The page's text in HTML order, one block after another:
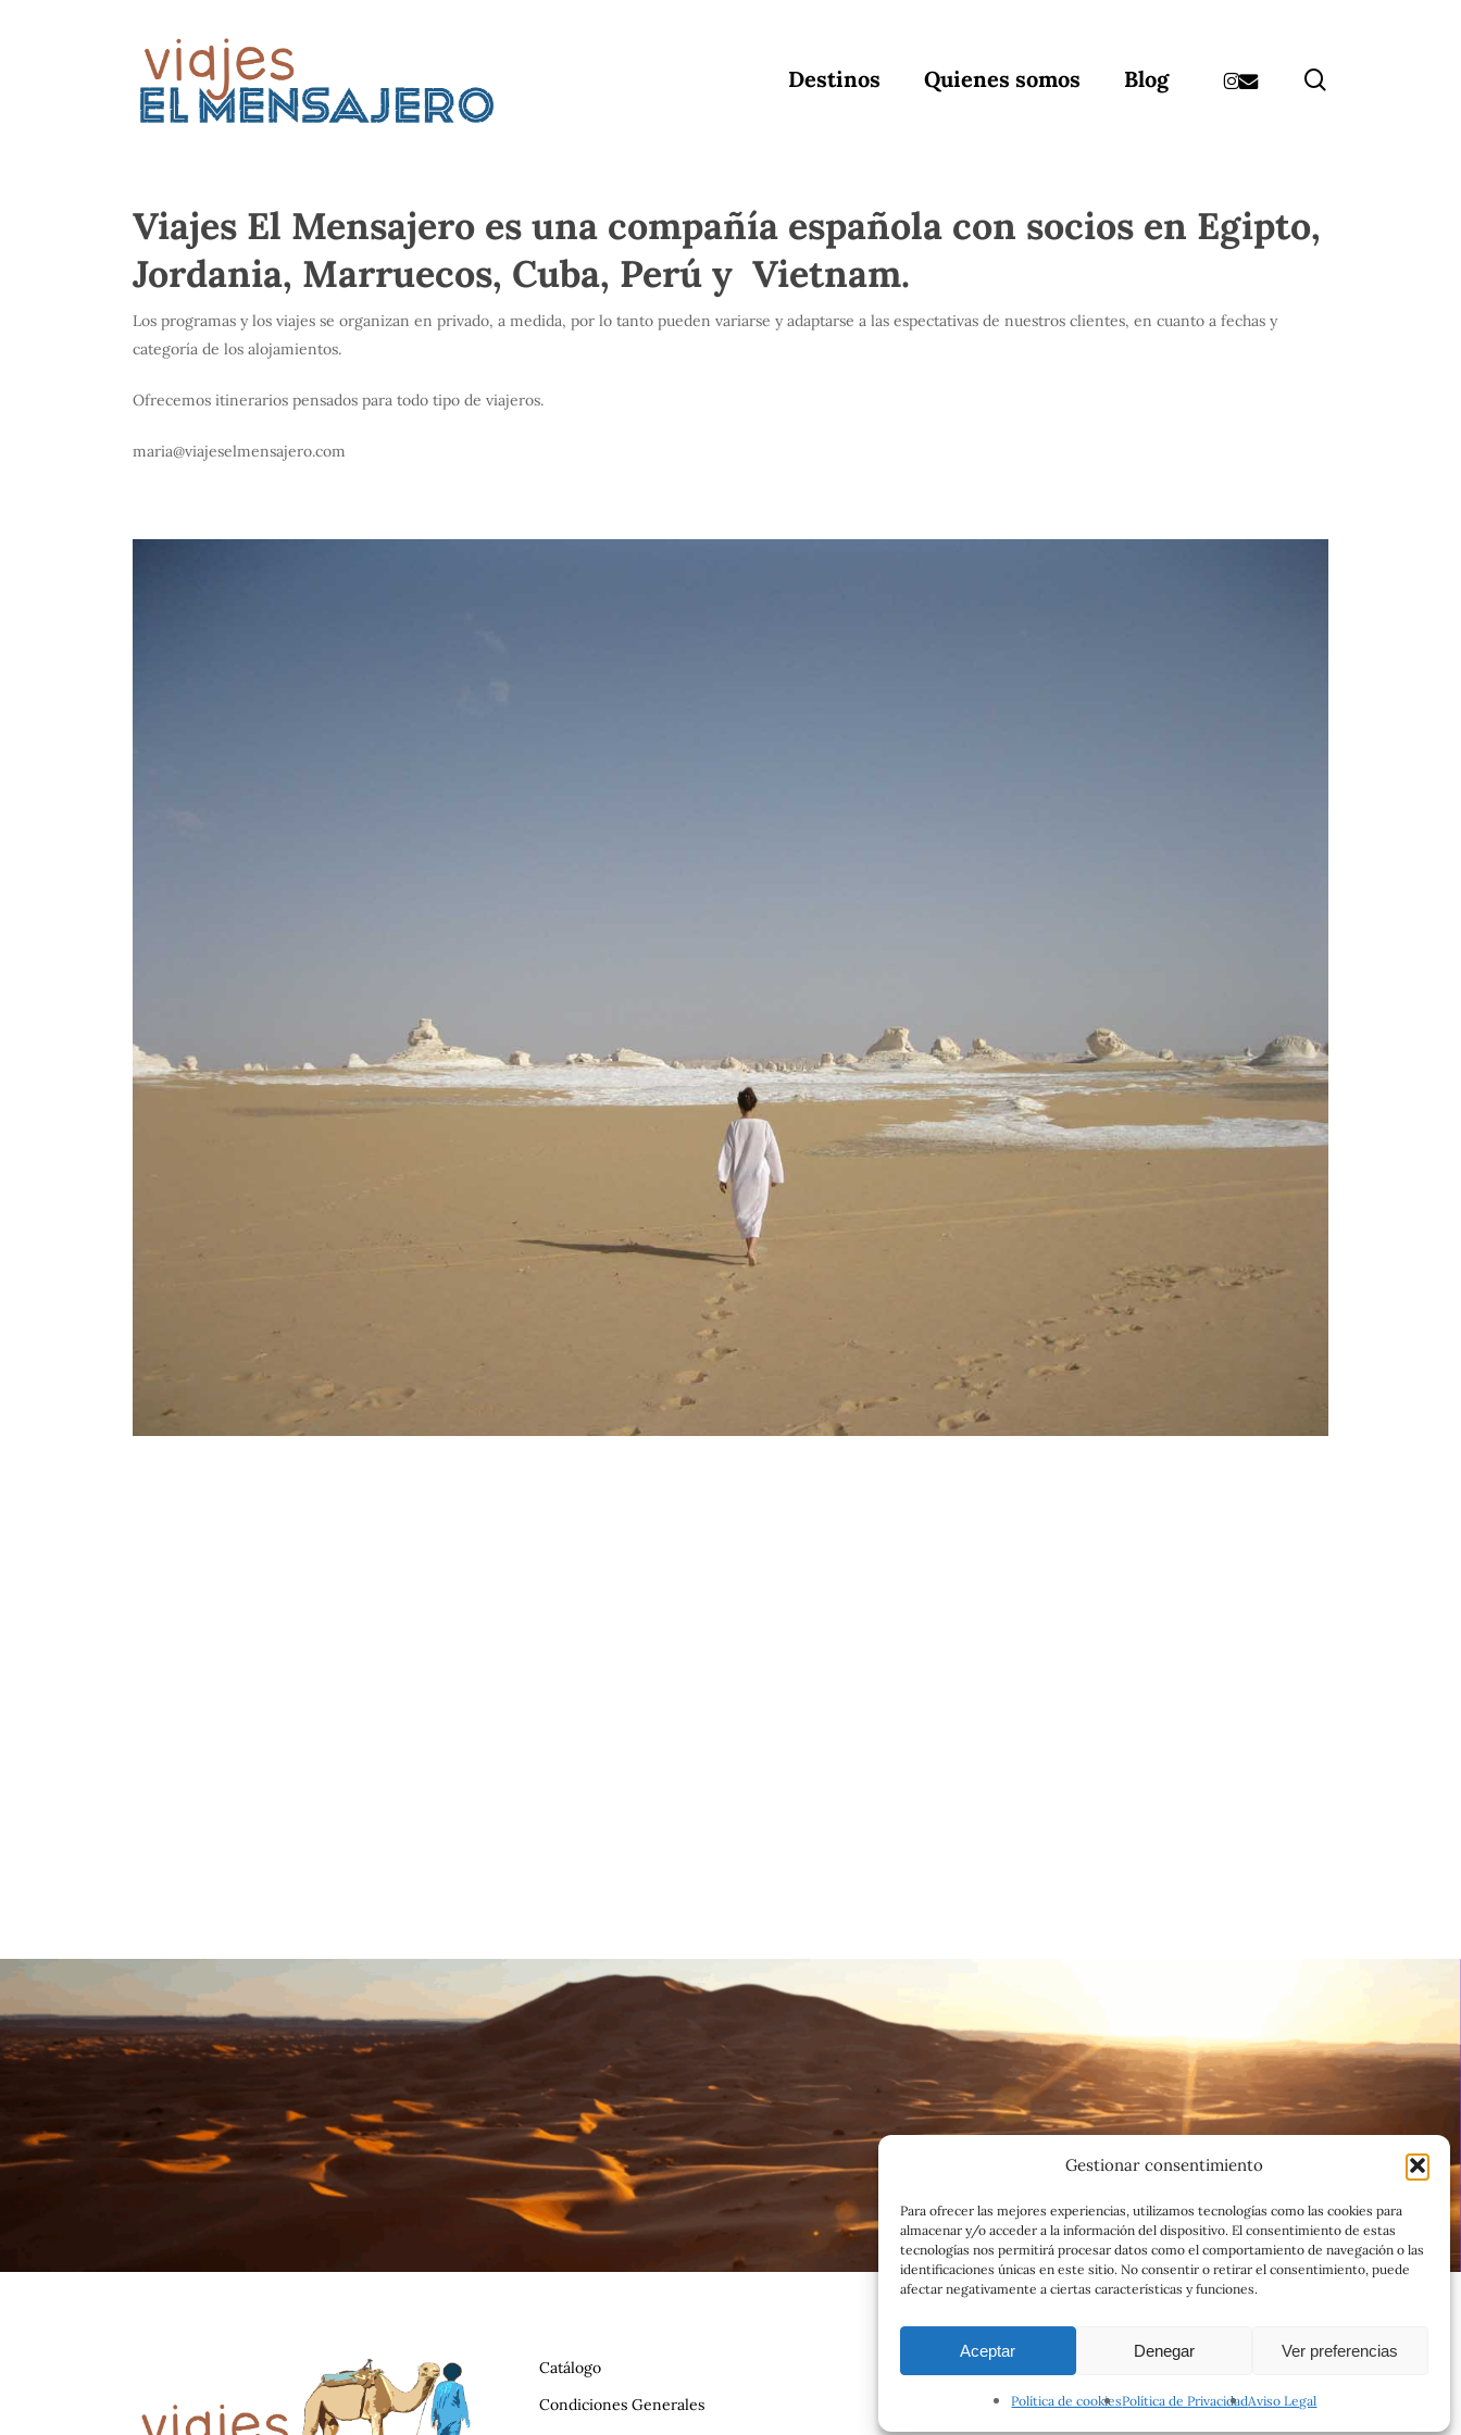
Gestionar consentimiento
Para ofrecer las mejores experiencias, utilizamos tecnologías como las cookies para
almacenar y/o acceder a la información del dispositivo. El consentimiento de estas
tecnologías nos permitirá procesar datos como el comportamiento de navegación o las
identificaciones únicas en este sitio. No consentir o retirar el consentimiento, puede
afectar negativamente a ciertas características y funciones.
Aceptar Denegar Ver preferencias
Política de cookiesPolítica de PrivacidadAviso Legal
Destinos Quienes somos Blog instagram
email
Viajes El Mensajero es una compañía española con socios en Egipto,
Jordania, Marruecos, Cuba, Perú y Vietnam.
Los programas y los viajes se organizan en privado, a medida, por lo tanto pueden variarse y adaptarse a las espectativas de nuestros clientes, en cuanto a fechas y
categoría de los alojamientos.
Ofrecemos itinerarios pensados para todo tipo de viajeros.
maria@viajeselmensajero.com
Catálogo
Condiciones Generales